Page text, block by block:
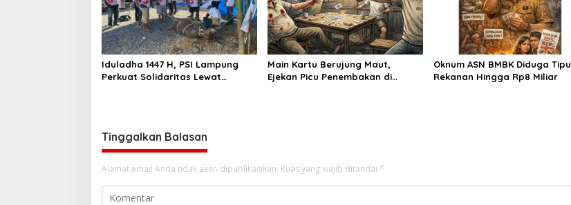
Iduladha 1447 H, PSI Lampung
Perkuat Solidaritas Lewat
Main Kartu Berujung Maut,
Ejekan Picu Penembakan di
Oknum ASN BMBK Diduga Tipu
Rekanan Hingga Rp8 Miliar
Tinggalkan Balasan
Alamat email Anda tidak akan dipublikasikan. Ruas yang wajib ditandai *